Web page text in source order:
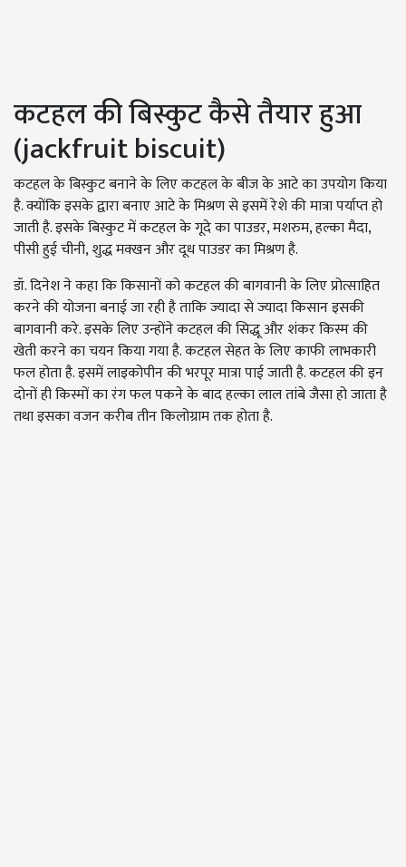
कटहल की बिस्कुट कैसे तैयार हुआ
(jackfruit biscuit)
कटहल के बिस्कुट बनाने के लिए कटहल के बीज के आटे का उपयोग किया
है. क्योंकि इसके द्वारा बनाए आटे के मिश्रण से इसमें रेशे की मात्रा पर्याप्त हो
जाती है. इसके बिस्कुट में कटहल के गूदे का पाउडर, मशरुम, हल्का मैदा,
पीसी हुई चीनी, शुद्ध मक्खन और दूध पाउडर का मिश्रण है.
डॉ. दिनेश ने कहा कि किसानों को कटहल की बागवानी के लिए प्रोत्साहित
करने की योजना बनाई जा रही है ताकि ज्यादा से ज्यादा किसान इसकी
बागवानी करे. इसके लिए उन्होंने कटहल की सिद्धू और शंकर किस्म की
खेती करने का चयन किया गया है. कटहल सेहत के लिए काफी लाभकारी
फल होता है. इसमें लाइकोपीन की भरपूर मात्रा पाई जाती है. कटहल की इन
दोनों ही किस्मों का रंग फल पकने के बाद हल्का लाल तांबे जैसा हो जाता है
तथा इसका वजन करीब तीन किलोग्राम तक होता है.